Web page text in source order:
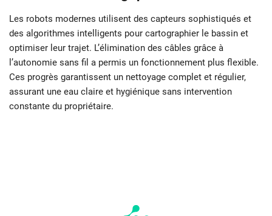
Les robots modernes utilisent des capteurs sophistiqués et
des algorithmes intelligents pour cartographier le bassin et
optimiser leur trajet. L’élimination des câbles grâce à
l’autonomie sans fil a permis un fonctionnement plus flexible.
Ces progrès garantissent un nettoyage complet et régulier,
assurant une eau claire et hygiénique sans intervention
constante du propriétaire.